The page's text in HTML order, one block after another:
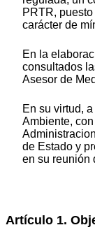
PRTR,
carácter de
En la
consultados
Asesor de
En su virtud,
Ambiente,
de Estado y
en su reunión
Artículo 1.